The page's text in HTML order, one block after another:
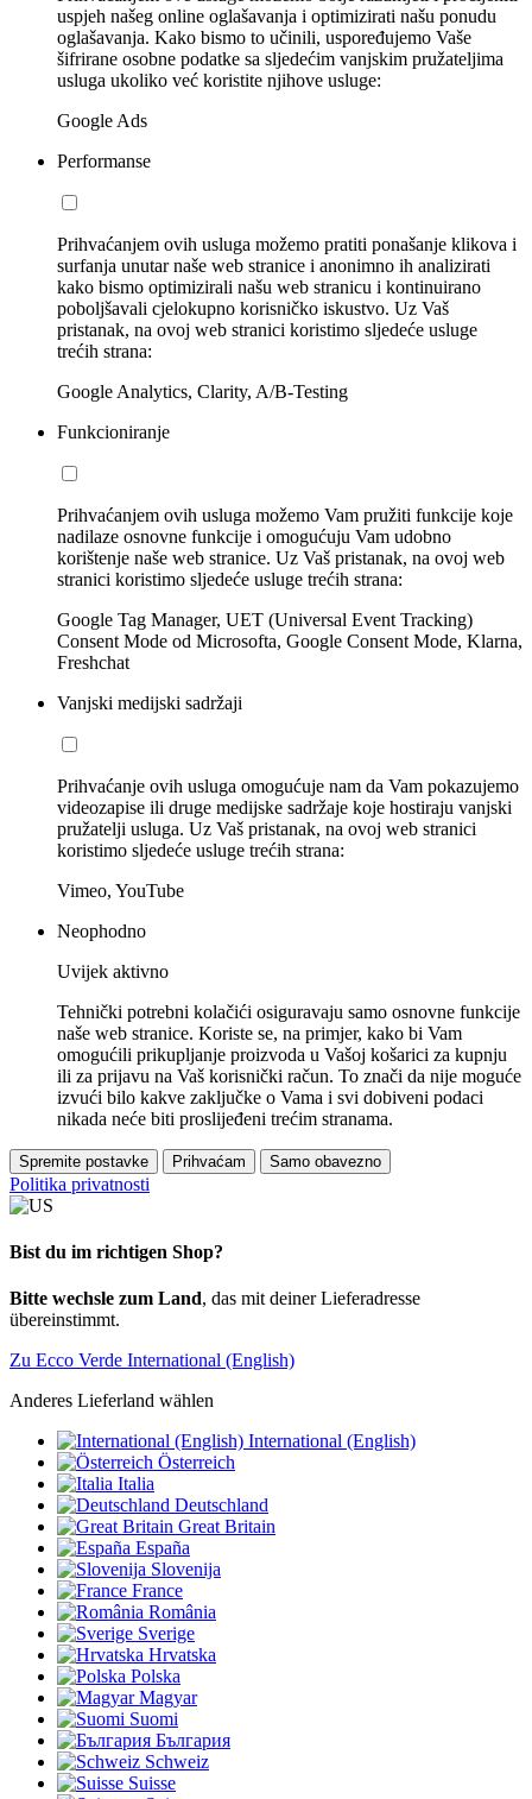
uspjeh našeg online oglašavanja i optimizirati našu ponudu
oglašavanja. Kako bismo to učinili, uspoređujemo Vaše
šifrirane osobne podatke sa sljedećim vanjskim pružateljima
usluga ukoliko već koristite njihove usluge:
Google Ads
Performanse
Prihvaćanjem ovih usluga možemo pratiti ponašanje klikova i
surfanja unutar naše web stranice i anonimno ih analizirati
kako bismo optimizirali našu web stranicu i kontinuirano
poboljšavali cjelokupno korisničko iskustvo. Uz Vaš
pristanak, na ovoj web stranici koristimo sljedeće usluge
trećih strana:
Google Analytics, Clarity, A/B-Testing
Funkcioniranje
Prihvaćanjem ovih usluga možemo Vam pružiti funkcije koje
nadilaze osnovne funkcije i omogućuju Vam udobno
korištenje naše web stranice. Uz Vaš pristanak, na ovoj web
stranici koristimo sljedeće usluge trećih strana:
Google Tag Manager, UET (Universal Event Tracking)
Consent Mode od Microsofta, Google Consent Mode, Klarna,
Freshchat
Vanjski medijski sadržaji
Prihvaćanje ovih usluga omogućuje nam da Vam pokazujemo
videozapise ili druge medijske sadržaje koje hostiraju vanjski
pružatelji usluga. Uz Vaš pristanak, na ovoj web stranici
koristimo sljedeće usluge trećih strana:
Vimeo, YouTube
Neophodno
Uvijek aktivno
Tehnički potrebni kolačići osiguravaju samo osnovne funkcije
naše web stranice. Koriste se, na primjer, kako bi Vam
omogućili prikupljanje proizvoda u Vašoj košarici za kupnju
ili za prijavu na Vaš korisnički račun. To znači da nije moguće
izvući bilo kakve zaključke o Vama i svi dobiveni podaci
nikada neće biti proslijeđeni trećim stranama.
Spremite postavke Prihvaćam Samo obavezno
Politika privatnosti
Bist du im richtigen Shop?
Bitte wechsle zum Land, das mit deiner Lieferadresse
übereinstimmt.
Zu Ecco Verde International (English)
Anderes Lieferland wählen
International (English)
Österreich
Italia
Deutschland
Great Britain
España
Slovenija
France
România
Sverige
Hrvatska
Polska
Magyar
Suomi
България
Schweiz
Suisse